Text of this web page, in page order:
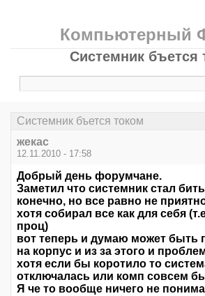
Компьютерный
Системник бъется
Системник бъется током
жекас
12.11.2010 - 17:58
Добрый день форумчане.
Заметил что системник стал
конечно, но все равно не
хотя собирал все как для себя
проц)
вот теперь и думаю может быть
на корпус и из за этого и
хотя если бы коротило то
отключалась или комп совсем
Я че то вообще ничего не